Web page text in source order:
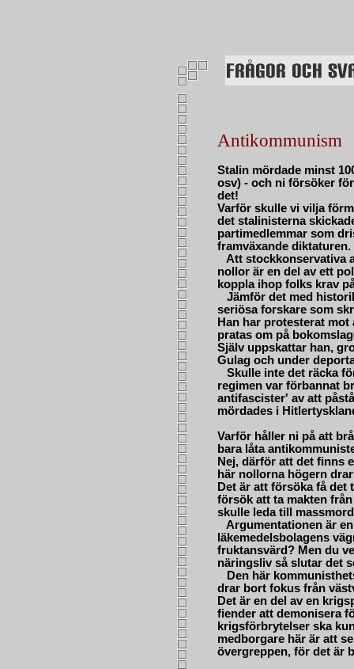
Antikommunism
Stalin mördade minst
osv) - och ni försöker
det!
Varför skulle vi vilja
det stalinisterna
partimedlemmar som
framväxande diktaturen.
Att stockkonservativa
nollor är en del av ett
koppla ihop folks krav
Jämför det med
seriösa forskare som
Han har protesterat
pratas om på
Själv uppskattar han,
Gulag och under
Skulle inte det räcka
regimen var förbannat
antifascister' av att
mördades i
Varför håller ni på att
bara låta
Nej, därför att det finns
här nollorna högern
Det är att försöka få det
försök att ta makten
skulle leda till
Argumentationen är
läkemedelsbolagens
fruktansvärd? Men du
näringsliv så slutar det
Den här
drar bort fokus från
Det är en del av en
fiender att demonisera
krigsförbrytelser ska
medborgare här är att
övergreppen, för det är